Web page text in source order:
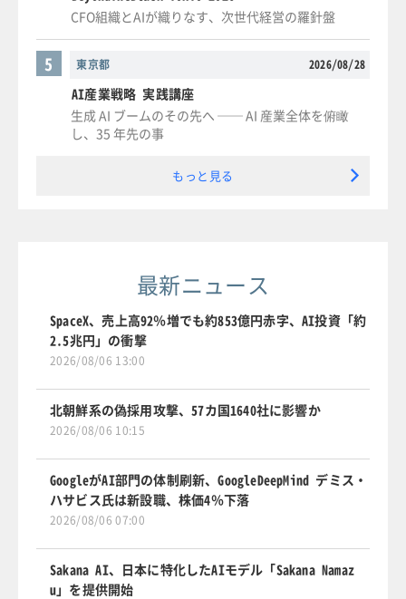
CFO組織とAIが織りなす、次世代経営の羅針盤
東京都 2026/08/28
5
AI産業戦略 実践講座
生成 AI ブームのその先へ ── AI 産業全体を俯瞰
し、35 年先の事
もっと見る
最新ニュース
SpaceX、売上高92％増でも約853億円赤字、AI投資「約
2.5兆円」の衝撃
2026/08/06 13:00
北朝鮮系の偽採用攻撃、57カ国1640社に影響か
2026/08/06 10:15
GoogleがAI部門の体制刷新、GoogleDeepMind デミス・
ハサビス氏は新設職、株価4％下落
2026/08/06 07:00
Sakana AI、日本に特化したAIモデル「Sakana Namaz
u」を提供開始